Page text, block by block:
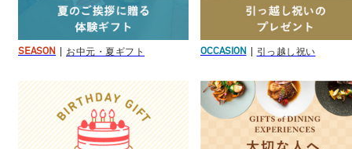
SEASON お中元・夏ギフト OCCASION 引っ越し祝い